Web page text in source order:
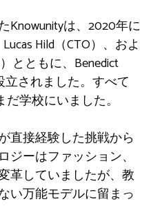
Knowunityは、2020年に
Hild（CTO）、およ
とともに、Benedict
立されました。すべて
学校にいました。
直接経験した挑戦から
ーはファッション、
革していましたが、教
い万能モデルに留まっ